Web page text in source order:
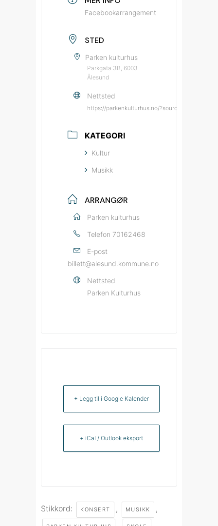
Facebookarrangement
STED
Parken kulturhus
Parkgata 3B, 6003
Ålesund
Nettsted
https://parkenkulturhus.no/
KATEGORI
Kultur
Musikk
ARRANGØR
Parken kulturhus
Telefon 70162468
E-post
billett@alesund.kommune.no
Nettsted
Parken Kulturhus
+ Legg til i Google Kalender
+ iCal / Outlook eksport
Stikkord: KONSERT , MUSIKK ,